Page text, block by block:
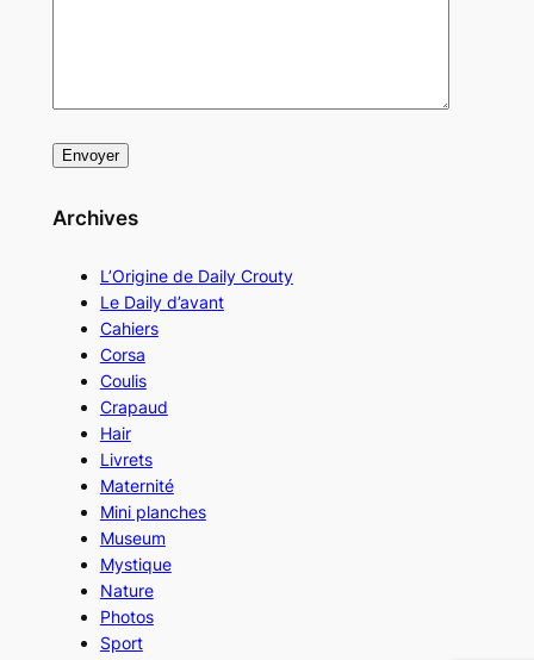
Archives
L’Origine de Daily Crouty
Le Daily d’avant
Cahiers
Corsa
Coulis
Crapaud
Hair
Livrets
Maternité
Mini planches
Museum
Mystique
Nature
Photos
Sport